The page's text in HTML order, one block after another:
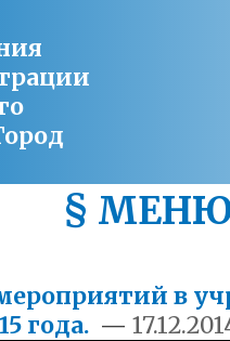
§
в
года. —